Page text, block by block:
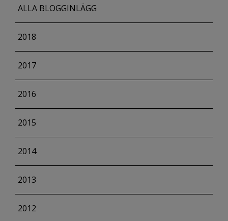
ALLA BLOGGINLÄGG
2018
2017
2016
2015
2014
2013
2012